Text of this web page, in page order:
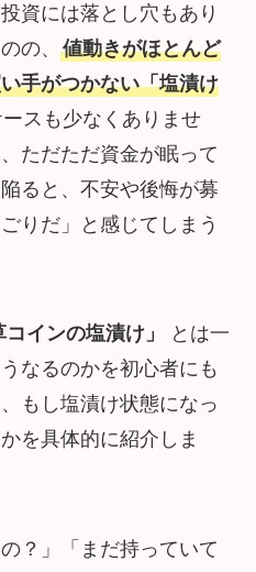
資には落とし穴もあり
の、 値動きがほとんど
手がつかない「塩漬け
スも少なくありませ
ただただ資金が眠って
ると、不安や後悔が募
りだ」と感じてしまう
コインの塩漬け」
とは一
なるのかを初心者にも
もし塩漬け状態になっ
を具体的に紹介しま
？」「まだ持っていて